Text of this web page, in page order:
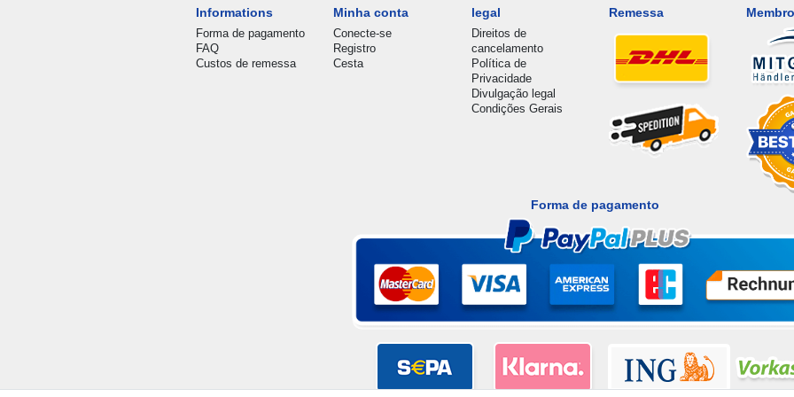
Informations
Forma de pagamento
FAQ
Custos de remessa
Minha conta
Conecte-se
Registro
Cesta
legal
Direitos de
cancelamento
Política de
Privacidade
Divulgação legal
Condições Gerais
Remessa
Forma de pagamento